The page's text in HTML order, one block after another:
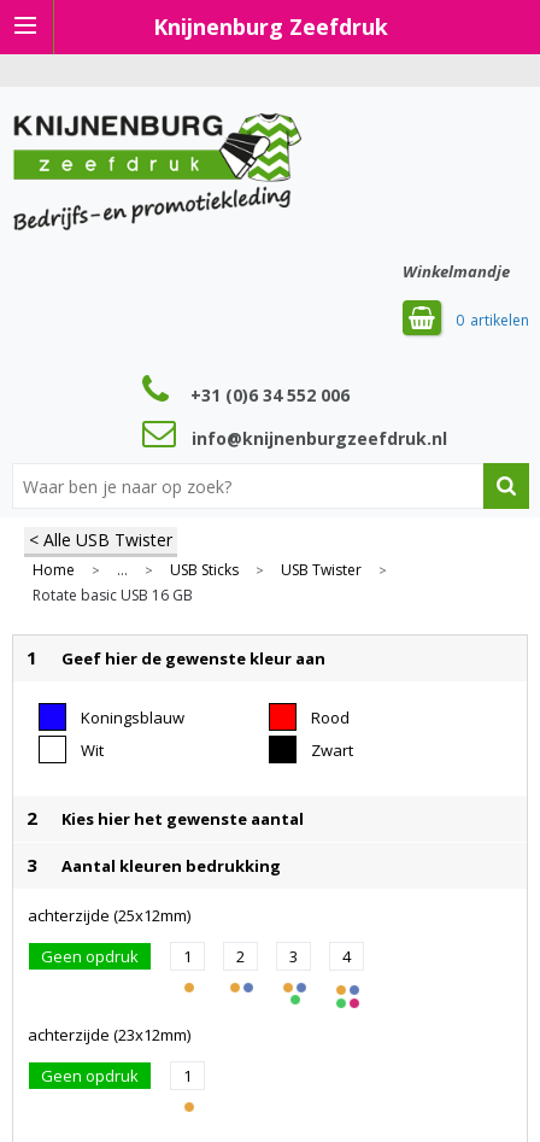
Knijnenburg Zeefdruk
Winkelmandje
0
+31 (0)6 34 552 006
info@knijnenburgzeefdruk.nl
< Alle USB Twister
Home > ... > USB Sticks > USB Twister >
Rotate basic USB 16 GB
1 Geef hier de gewenste kleur aan
Koningsblauw
Rood
Wit
Zwart
2 Kies hier het gewenste aantal
3 Aantal kleuren bedrukking
achterzijde (25x12mm)
Geen opdruk
1 2 3 4
achterzijde (23x12mm)
Geen opdruk
1